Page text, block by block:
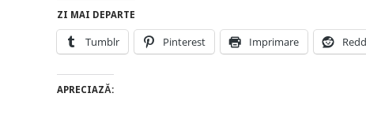
ZI MAI DEPARTE
Tumblr Pinterest Imprimare
APRECIAZĂ: